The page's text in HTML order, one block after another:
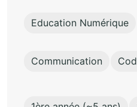
Education Numérique
Communication